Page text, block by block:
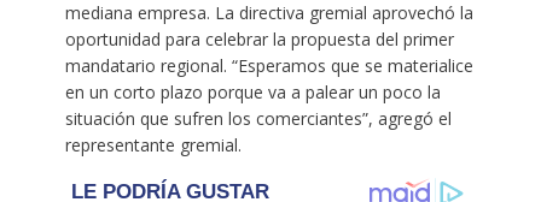
mediana empresa. La directiva gremial aprovechó la
oportunidad para celebrar la propuesta del primer
mandatario regional. “Esperamos que se materialice
en un corto plazo porque va a palear un poco la
situación que sufren los comerciantes”, agregó el
representante gremial.